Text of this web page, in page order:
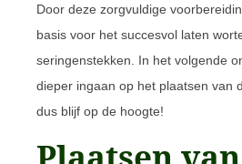
Door deze zorgvuldige
basis voor het succesvol laten
seringenstekken. In het volgende
dieper ingaan op het plaatsen van
dus blijf op de hoogte!